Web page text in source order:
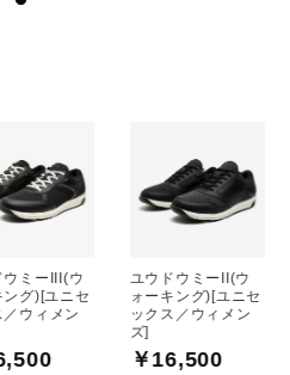
ウミーIII(ウ
ング)[ユニセ
／ウィメン
ユウドウミーII(ウ
ォーキング)[ユニセ
ックス／ウィメン
ズ]
￥16,500